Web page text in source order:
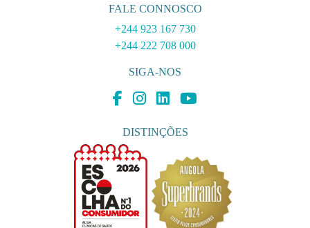
FALE CONNOSCO
+244 923 167 730
+244 222 708 000
SIGA-NOS
DISTINÇÕES